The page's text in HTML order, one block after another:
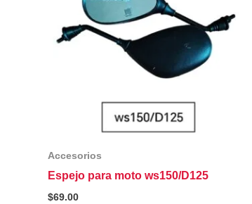
Accesorios
Espejo para moto ws150/D125
$69.00